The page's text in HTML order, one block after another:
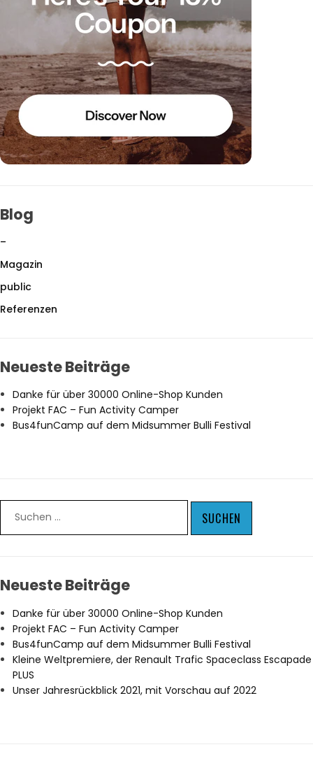
Blog
–
Magazin
public
Referenzen
Neueste Beiträge
Danke für über 30000 Online-Shop Kunden
Projekt FAC – Fun Activity Camper
Bus4funCamp auf dem Midsummer Bulli Festival
Neueste Beiträge
Danke für über 30000 Online-Shop Kunden
Projekt FAC – Fun Activity Camper
Bus4funCamp auf dem Midsummer Bulli Festival
Kleine Weltpremiere, der Renault Trafic Spaceclass Escapade
PLUS
Unser Jahresrückblick 2021, mit Vorschau auf 2022